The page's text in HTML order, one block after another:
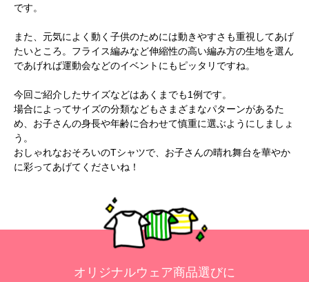
です。
また、元気によく動く子供のためには動きやすさも重視してあげ
たいところ。フライス編みなど伸縮性の高い編み方の生地を選ん
であげれば運動会などのイベントにもピッタリですね。
今回ご紹介したサイズなどはあくまでも1例です。
場合によってサイズの分類などもさまざまなパターンがあるた
め、お子さんの身長や年齢に合わせて慎重に選ぶようにしましょ
う。
おしゃれなおそろいのTシャツで、お子さんの晴れ舞台を華やか
に彩ってあげてくださいね！
オリジナルウェア商品選びに